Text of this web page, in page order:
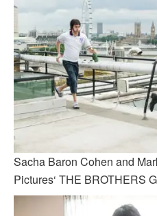
Sacha Baron Cohen and
Pictures‘ THE BROTHERS